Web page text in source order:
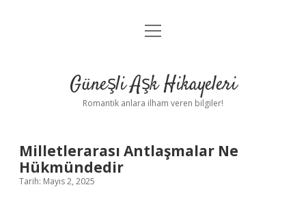
Anasayfa
Yasal Uyarı
menüyü
Güneşli Aşk Hikayeleri
Romantik anlara ilham veren bilgiler!
Milletlerarası Antlaşmalar Ne
Hükmündedir
Tarih: Mayıs 2, 2025